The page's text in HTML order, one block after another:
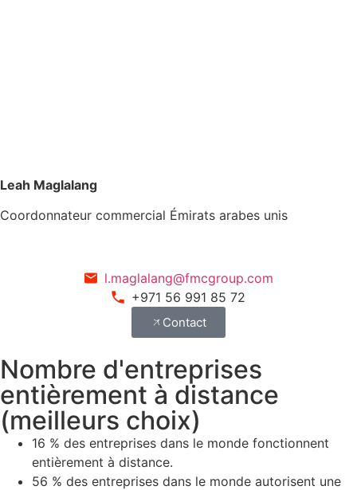
Leah Maglalang
Coordonnateur commercial Émirats arabes unis
l.maglalang@fmcgroup.com
+971 56 991 85 72
Contact
Nombre d'entreprises
entièrement à distance
(meilleurs choix)
16 % des entreprises dans le monde fonctionnent
entièrement à distance.
56 % des entreprises dans le monde autorisent une